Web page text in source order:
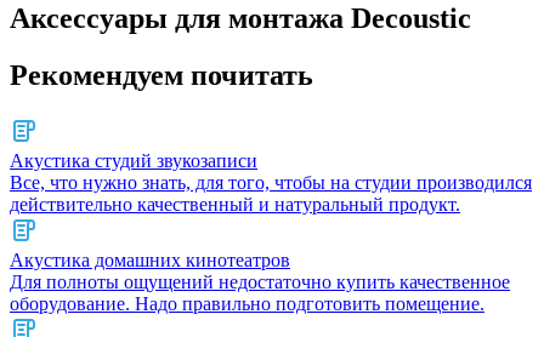
Аксессуары для монтажа Decoustic
Рекомендуем почитать
Акустика студий звукозаписи
Все, что нужно знать, для того, чтобы на студии производился
действительно качественный и натуральный продукт.
Акустика домашних кинотеатров
Для полноты ощущений недостаточно купить качественное
оборудование. Надо правильно подготовить помещение.